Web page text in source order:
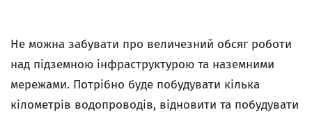
Не можна забувати про величезний обсяг роботи
над підземною інфраструктурою та наземними
мережами. Потрібно буде побудувати кілька
кілометрів водопроводів, відновити та побудувати